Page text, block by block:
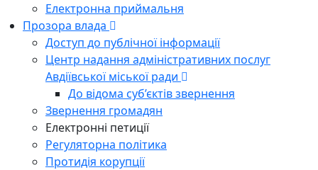
Електронна приймальня
Прозора влада
Доступ до публічної інформації
Центр надання адміністративних послуг
Авдіївської міської ради
До відома суб’єктів звернення
Звернення громадян
Електронні петиції
Регуляторна політика
Протидія корупції